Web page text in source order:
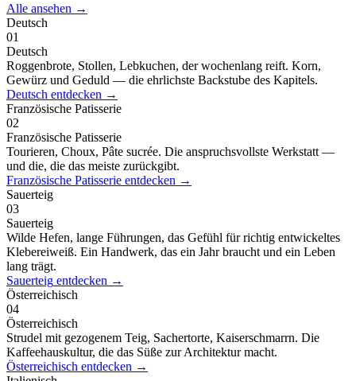
Alle ansehen →
Deutsch
01
Deutsch
Roggenbrote, Stollen, Lebkuchen, der wochenlang reift. Korn,
Gewürz und Geduld — die ehrlichste Backstube des Kapitels.
Deutsch entdecken →
Französische Patisserie
02
Französische Patisserie
Tourieren, Choux, Pâte sucrée. Die anspruchsvollste Werkstatt —
und die, die das meiste zurückgibt.
Französische Patisserie entdecken →
Sauerteig
03
Sauerteig
Wilde Hefen, lange Führungen, das Gefühl für richtig entwickeltes
Klebereiweiß. Ein Handwerk, das ein Jahr braucht und ein Leben
lang trägt.
Sauerteig entdecken →
Österreichisch
04
Österreichisch
Strudel mit gezogenem Teig, Sachertorte, Kaiserschmarrn. Die
Kaffeehauskultur, die das Süße zur Architektur macht.
Österreichisch entdecken →